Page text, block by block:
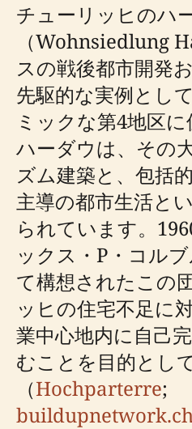
チューリッヒのハ
（Wohnsiedlung
スの戦後都市開発
先駆的な実例とし
ミックな第4地区に
ハーダウは、その
ズム建築と、包括
主導の都市生活と
られています。
ックス・P・コル
て構想されたこの
ッヒの住宅不足に
業中心地内に自己
むことを目的とし
（Hochparterre;